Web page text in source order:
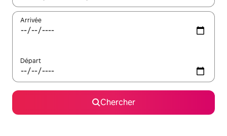
Arrivée
Départ
Chercher